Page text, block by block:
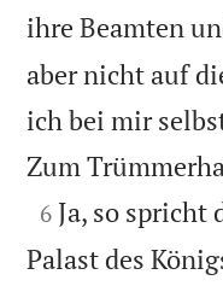
ihre Beamten
aber nicht auf
ich bei mir
Zum

6 Ja, so spricht
Palast des